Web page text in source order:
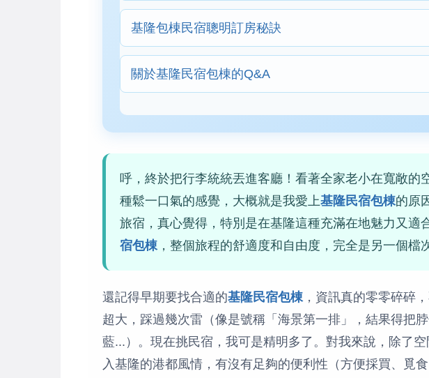
基隆包棟民宿聰明訂房秘訣
關於基隆民宿包棟的Q&A
呼，終於把行李統統丟進客廳！看著全家老小在寬敞的
種鬆一口氣的感覺，大概就是我愛上基隆民宿包棟的原
旅宿，真心覺得，特別是在基隆這種充滿在地魅力又適
宿包棟，整個旅程的舒適度和自由度，完全是另一個檔
還記得早期要找合適的基隆民宿包棟 ，資訊真的零零碎碎
超大，踩過幾次雷（像是號稱「海景第一排」，結果得把
藍...）。現在挑民宿，我可是精明多了。對我來說，除了
入基隆的港都風情，有沒有足夠的便利性（方便採買、覓